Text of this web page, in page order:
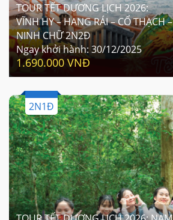
TOUR TẾT DƯƠNG LỊCH 2026:
VĨNH HY – HANG RÁI – CỔ THẠCH –
NINH CHỮ 2N2Đ
Ngay khởi hành: 30/12/2025
1.690.000 VNĐ
2N1Đ